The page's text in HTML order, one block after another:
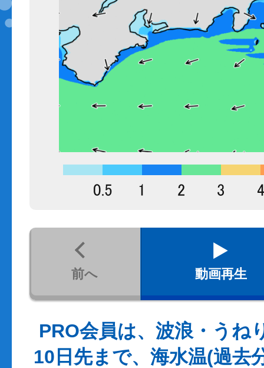
前へ 動画再生
PRO会員は、波浪・うね
10日先まで、海水温(過去